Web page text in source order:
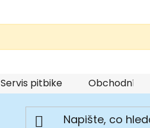
Servis pitbike Obchodní